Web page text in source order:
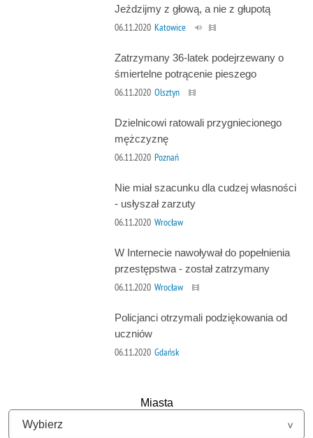
Jeździjmy z głową, a nie z głupotą
06.11.2020 Katowice
Zatrzymany 36-latek podejrzewany o
śmiertelne potrącenie pieszego
06.11.2020 Olsztyn
Dzielnicowi ratowali przygniecionego
mężczyznę
06.11.2020 Poznań
Nie miał szacunku dla cudzej własności
- usłyszał zarzuty
06.11.2020 Wrocław
W Internecie nawoływał do popełnienia
przestępstwa - został zatrzymany
06.11.2020 Wrocław
Policjanci otrzymali podziękowania od
uczniów
06.11.2020 Gdańsk
Miasta